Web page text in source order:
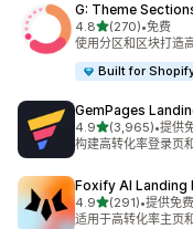
G: Theme
4.8星（满分 5 星）
(270)
总共 270 条评论
•免费
使用分区和区块打造
Built for
GemPages
4.9星（满分 5 星）
(3,965)
总共 3965 条评论
•提供
构建高转化率登录页
Foxify AI Landing
4.9星（满分 5 星）
(291)
总共 291 条评论
•提供免
适用于高转化率主页